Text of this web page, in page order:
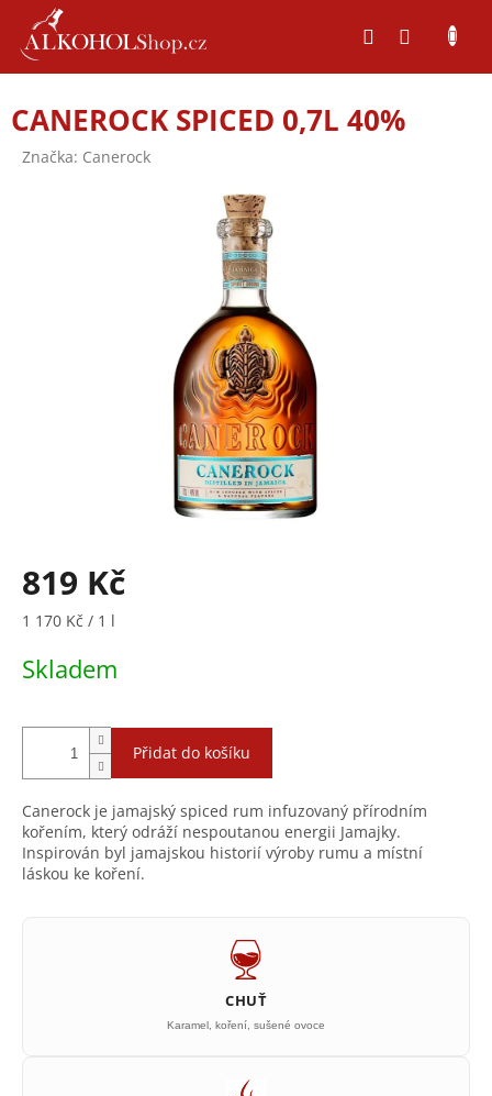
obsah
CANEROCK SPICED 0,7L 40%
Značka: Canerock
819 Kč
Měrná
1 170 Kč / 1 l
Skladem
Přidat do košíku
Canerock je jamajský spiced rum infuzovaný přírodním
kořením, který odráží nespoutanou energii Jamajky.
Inspirován byl jamajskou historií výroby rumu a místní
láskou ke koření.
CHUŤ
Karamel, koření, sušené ovoce